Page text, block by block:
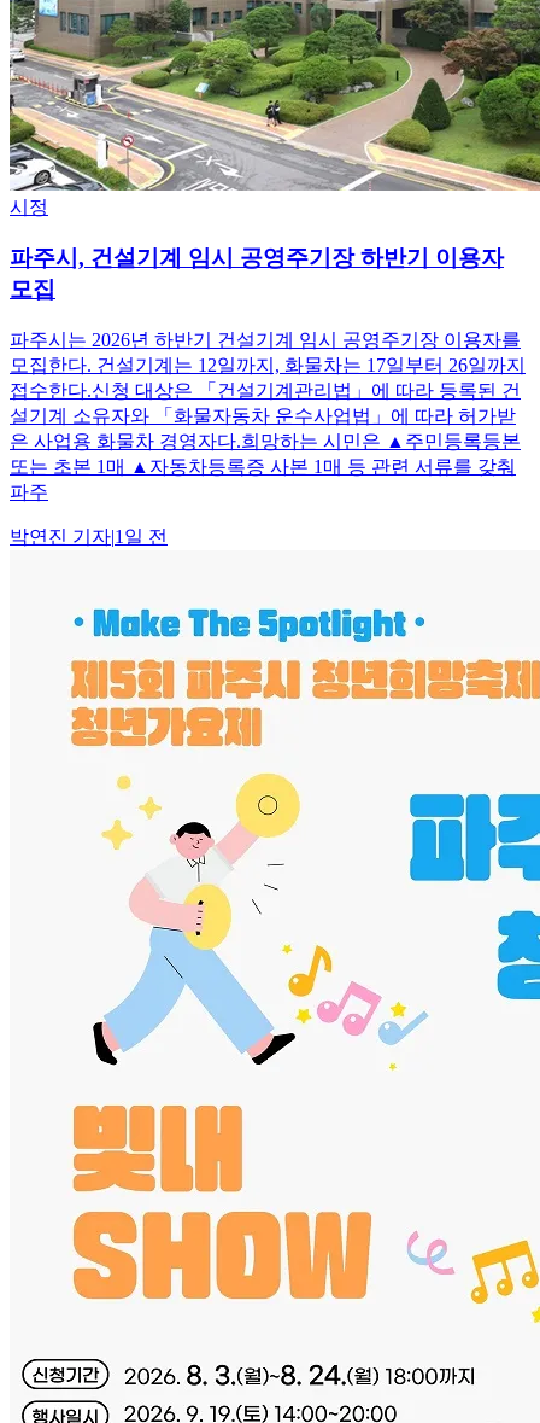
시정
파주시, 건설기계 임시 공영주기장 하반기 이용자
모집
파주시는 2026년 하반기 건설기계 임시 공영주기장 이용자를
모집한다. 건설기계는 12일까지, 화물차는 17일부터 26일까지
접수한다.신청 대상은 「건설기계관리법」에 따라 등록된 건
설기계 소유자와 「화물자동차 운수사업법」에 따라 허가받
은 사업용 화물차 경영자다.희망하는 시민은 ▲주민등록등본
또는 초본 1매 ▲자동차등록증 사본 1매 등 관련 서류를 갖춰
파주
박연진 기자|1일 전